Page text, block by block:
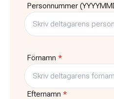
Tid
17:30 - 20:00
Typ
Kurs
Personnummer
Förnamn *
Efternamn *